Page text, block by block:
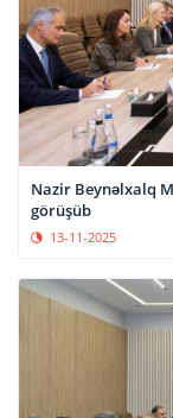
Nazir Beynəlxalq
görüşüb
13-11-2025